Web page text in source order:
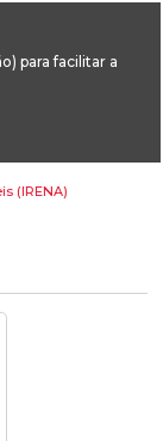
para facilitar a
Mercado
(IRENA)